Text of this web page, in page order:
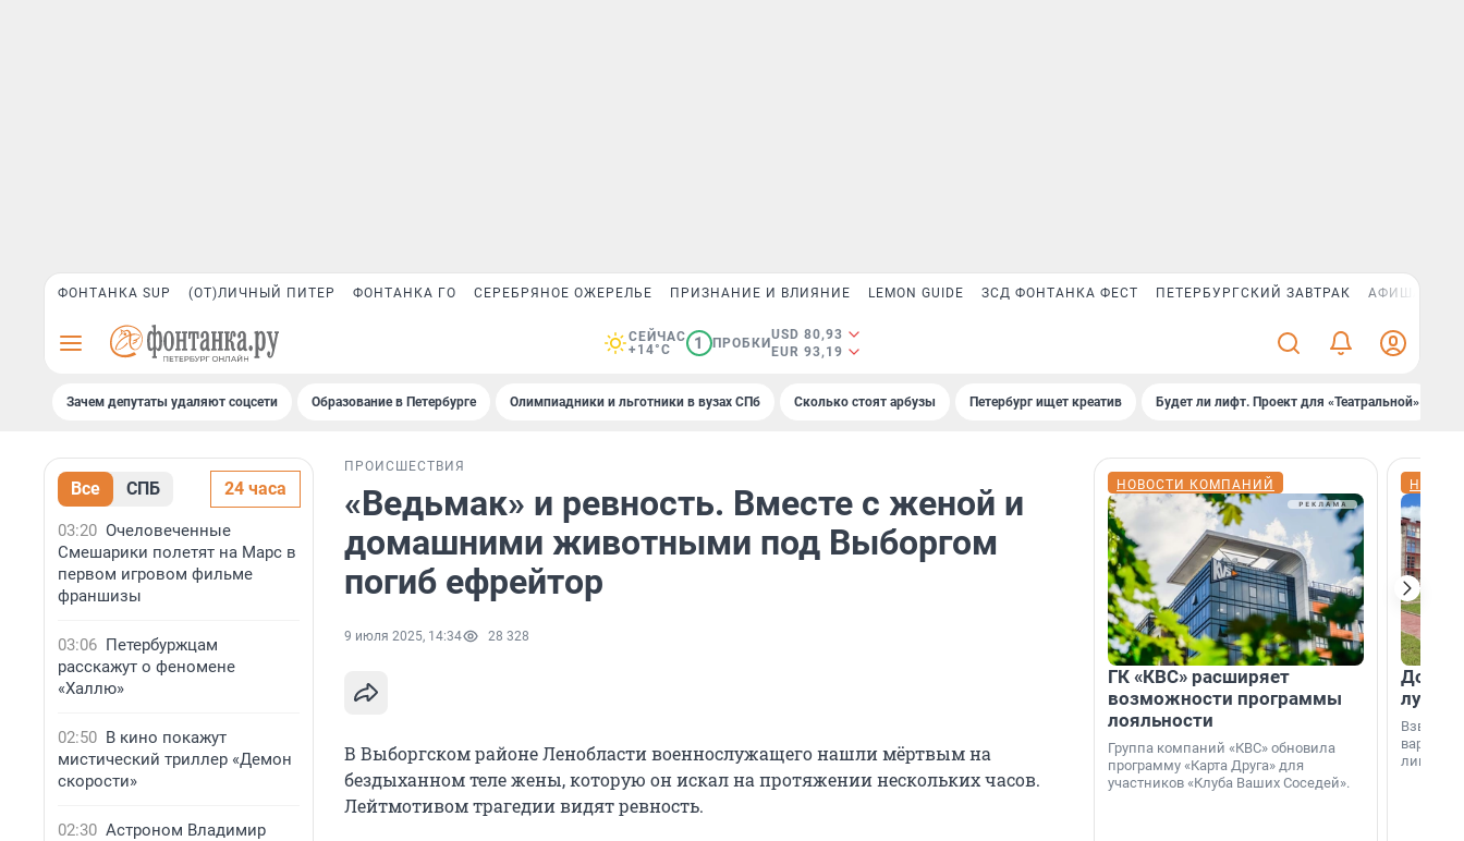
ФОНТАНКА SUP (ОТ)ЛИЧНЫЙ ПИТЕР ФОНТАНКА ГО СЕРЕБРЯНОЕ ОЖЕРЕЛЬЕ ПРИЗНАНИЕ И ВЛИЯНИЕ LEMON GUIDE ЗСД ФОНТАНКА ФЕСТ ПЕТЕРБУРГСКИЙ ЗАВТРАК АФИША PLUS
СЕЙЧАС
+14°C
1 ПРОБКИ
USD 80,93
EUR 93,19
Зачем депутаты удаляют соцсети Образование в Петербурге Олимпиадники и льготники в вузах СПб Сколько стоят арбузы Петербург ищет креатив Будет ли лифт. Проект для «Театральной»
Все СПБ 24 часа
03:20 Очеловеченные
Смешарики полетят на Марс в
первом игровом фильме
франшизы
03:06 Петербуржцам
расскажут о феномене
«Халлю»
02:50 В кино покажут
мистический триллер «Демон
скорости»
02:30 Астроном Владимир
ПРОИСШЕСТВИЯ
«Ведьмак» и ревность. Вместе с женой и
домашними животными под Выборгом
погиб ефрейтор
9 июля 2025, 14:34 28 328
В Выборгском районе Ленобласти военнослужащего нашли мёртвым на
бездыханном теле жены, которую он искал на протяжении нескольких часов.
Лейтмотивом трагедии видят ревность.
НОВОСТИ КОМПАНИЙ
ГК «КВС» расширяет
возможности программы
лояльности
Группа компаний «КВС» обновила
программу «Карта Друга» для
участников «Клуба Ваших Соседей».
Дом
лучше
лишнего